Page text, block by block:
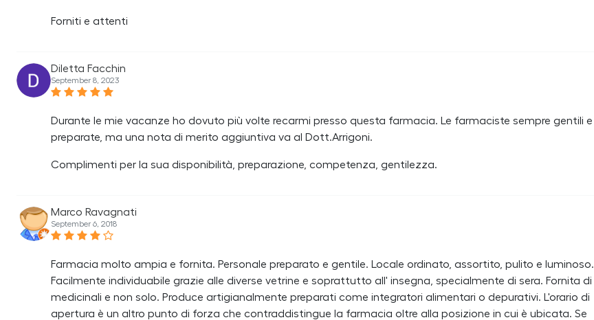
Forniti e attenti
Diletta Facchin
September 8, 2023
Durante le mie vacanze ho dovuto più volte recarmi presso questa farmacia. Le farmaciste sempre gentili e
preparate, ma una nota di merito aggiuntiva va al Dott.Arrigoni.
Complimenti per la sua disponibilità, preparazione, competenza, gentilezza.
Marco Ravagnati
September 6, 2018
Farmacia molto ampia e fornita. Personale preparato e gentile. Locale ordinato, assortito, pulito e luminoso.
Facilmente individuabile grazie alle diverse vetrine e soprattutto all' insegna, specialmente di sera. Fornita di
medicinali e non solo. Produce artigianalmente preparati come integratori alimentari o depurativi. L'orario di
apertura è un altro punto di forza che contraddistingue la farmacia oltre alla posizione in cui è ubicata. Se